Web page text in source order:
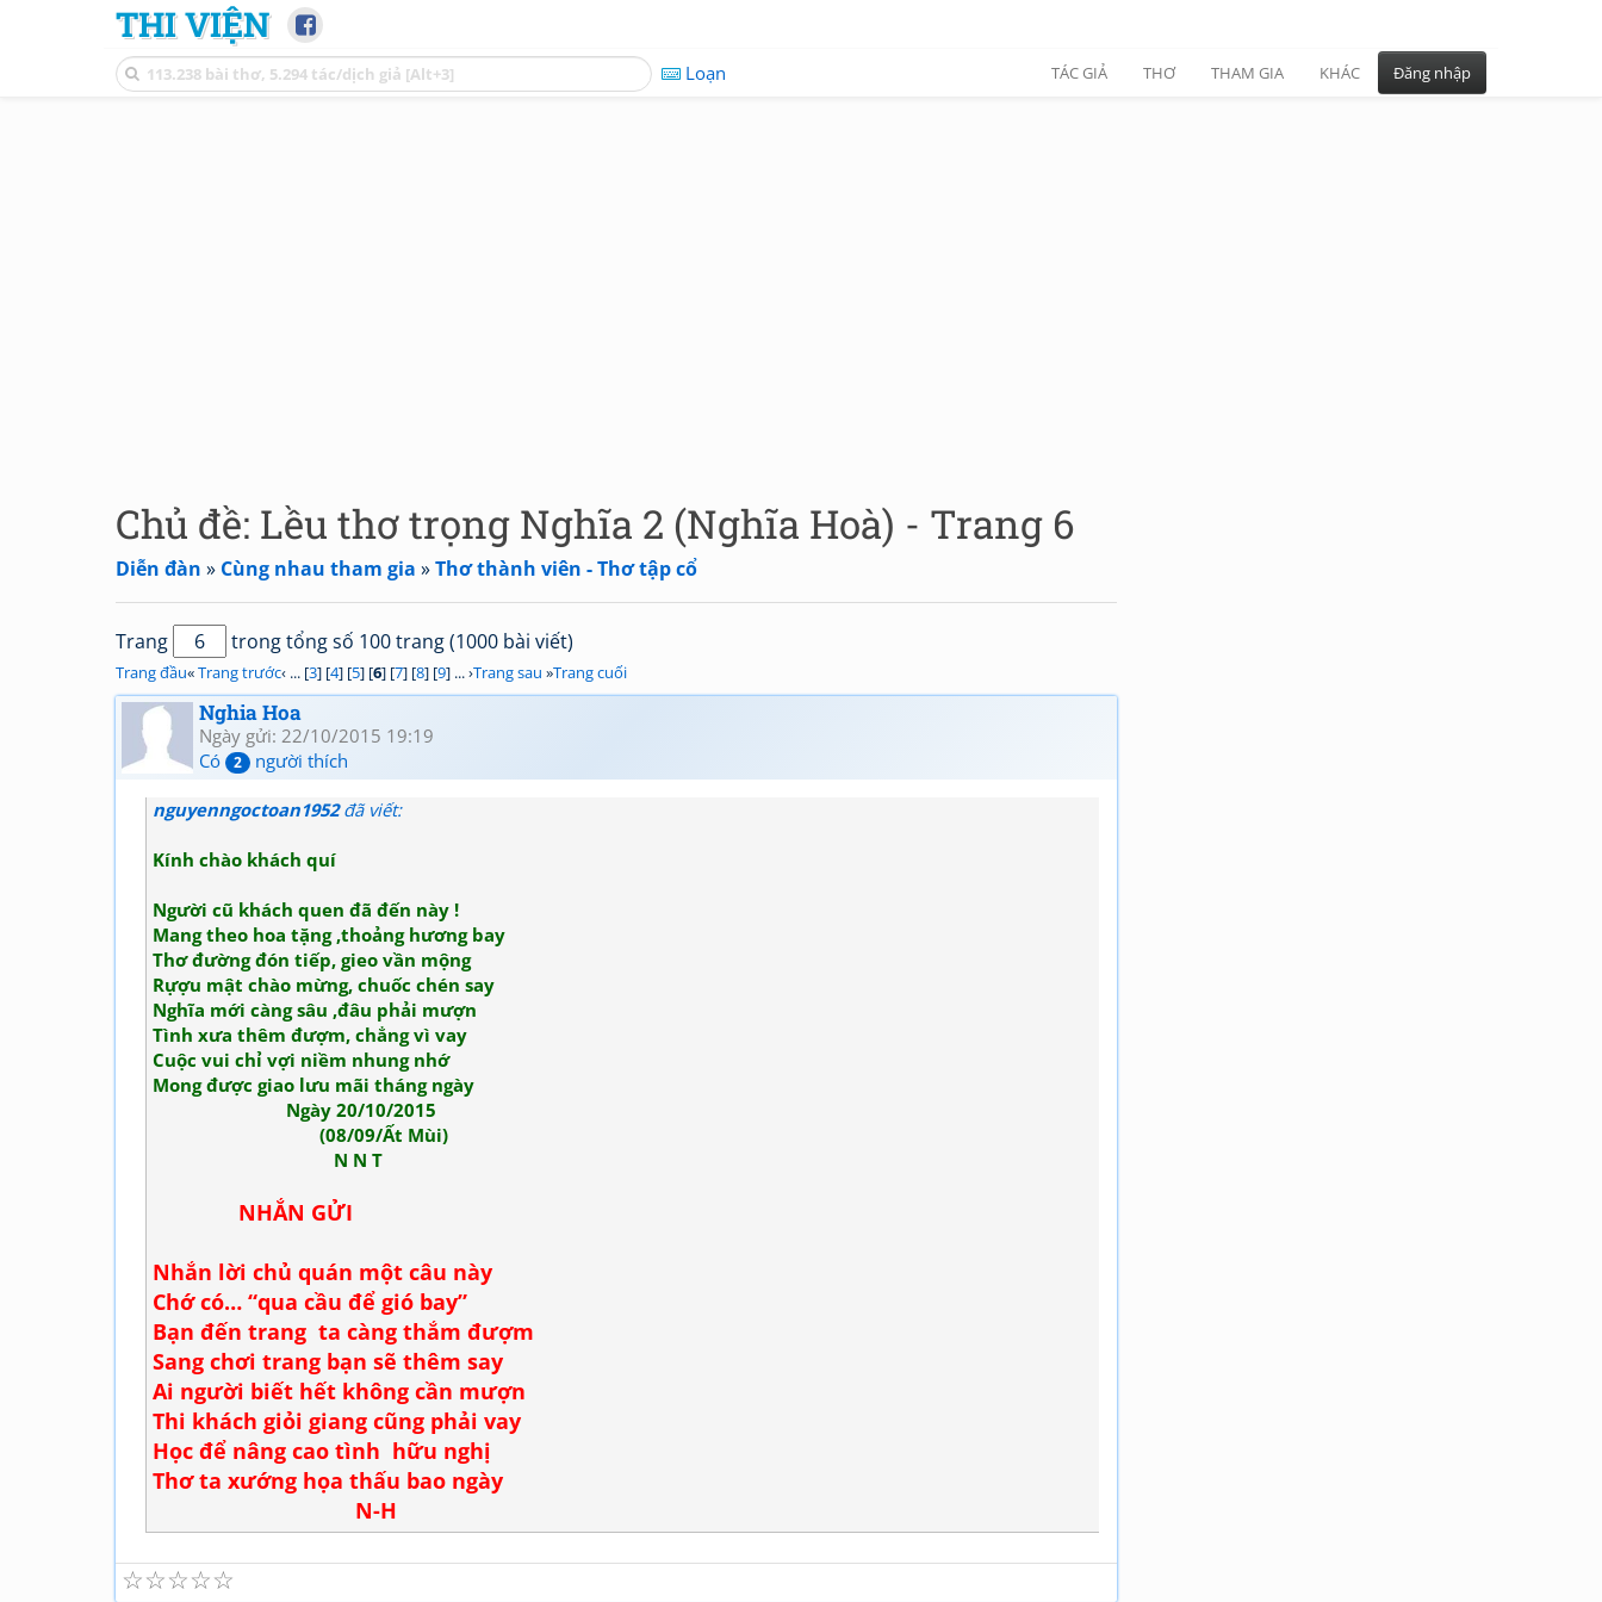
THI VIỆN
Loạn TÁC GIẢ THƠ THAM GIA KHÁC Đăng nhập
Chủ đề: Lều thơ trọng Nghĩa 2 (Nghĩa Hoà) - Trang 6
Diễn đàn » Cùng nhau tham gia »Thơ thành viên - Thơ tập cổ
Trang trong tổng số 100 trang (1000 bài viết)
Trang đầu«Trang trước‹ ... [3] [4] [5] [6] [7] [8] [9] ... ›Trang sau »Trang cuối
Nghia Hoa
Ngày gửi: 22/10/2015 19:19
Có
2 người thích
nguyenngoctoan1952đã viết:
Kính chào khách quí
Người cũ khách quen đã đến này !
Mang theo hoa tặng ,thoảng hương bay
Thơ đường đón tiếp, gieo vần mộng
Rựợu mật chào mừng, chuốc chén say
Nghĩa mới càng sâu ,đâu phải mượn
Tình xưa thêm đượm, chẳng vì vay
Cuộc vui chỉ vợi niềm nhung nhớ
Mong được giao lưu mãi tháng ngày
Ngày 20/10/2015
(08/09/Ất Mùi)
N N T
NHẮN GỬI
Nhắn lời chủ quán một câu này
Chớ có… “qua cầu để gió bay”
Bạn đến trang ta càng thắm đượm
Sang chơi trang bạn sẽ thêm say
Ai người biết hết không cần mượn
Thi khách giỏi giang cũng phải vay
Học để nâng cao tình hữu nghị
Thơ ta xướng họa thấu bao ngày
N-H
☆
☆
☆
☆
☆